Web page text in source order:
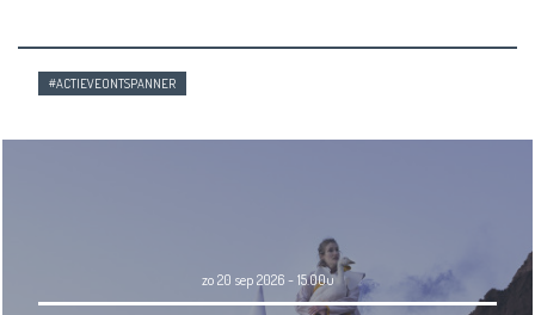
#ACTIEVEONTSPANNER
zo 20 sep 2026 - 15.00u